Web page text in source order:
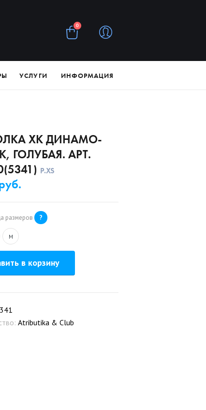
0
УСЛУГИ ИНФОРМАЦИЯ
ХК ДИНАМО-
ГОЛУБАЯ. АРТ.
Р.XS
размеров ?
M
в корзину
Atributika & Club